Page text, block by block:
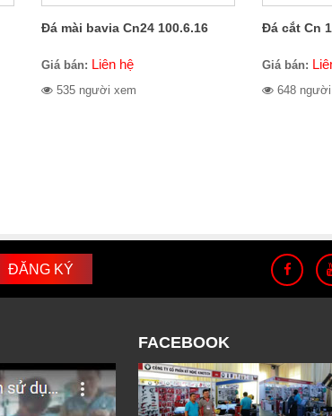
Đá mài bavia Cn24 100.6.16
Giá bán: Liên hệ
535 người xem
Đá cắt Cn
Giá bán:
648
FACEBOOK